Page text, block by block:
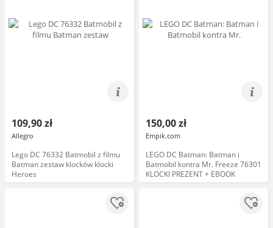
109,90 zł
Allegro
Lego DC 76332 Batmobil z filmu
Batman zestaw klocków klocki
Heroes
150,00 zł
Empik.com
LEGO DC Batman: Batman i
Batmobil kontra Mr. Freeze 76301
KLOCKI PREZENT + EBOOK